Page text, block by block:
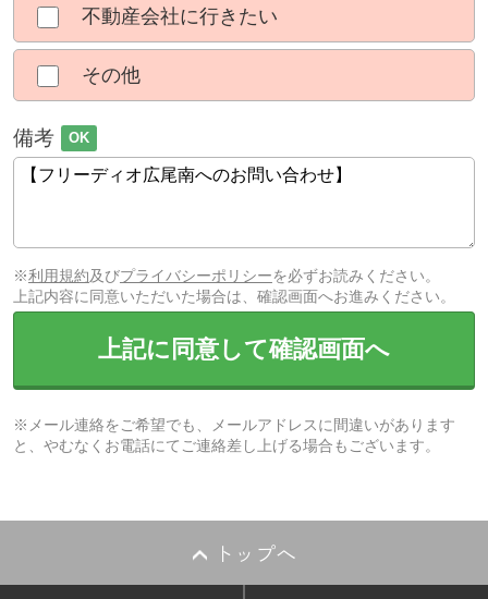
不動産会社に行きたい
その他
備考 OK
※利用規約及びプライバシーポリシーを必ずお読みください。
上記内容に同意いただいた場合は、確認画面へお進みください。
上記に同意して確認画面へ
※メール連絡をご希望でも、メールアドレスに間違いがあります
と、やむなくお電話にてご連絡差し上げる場合もございます。
トップへ